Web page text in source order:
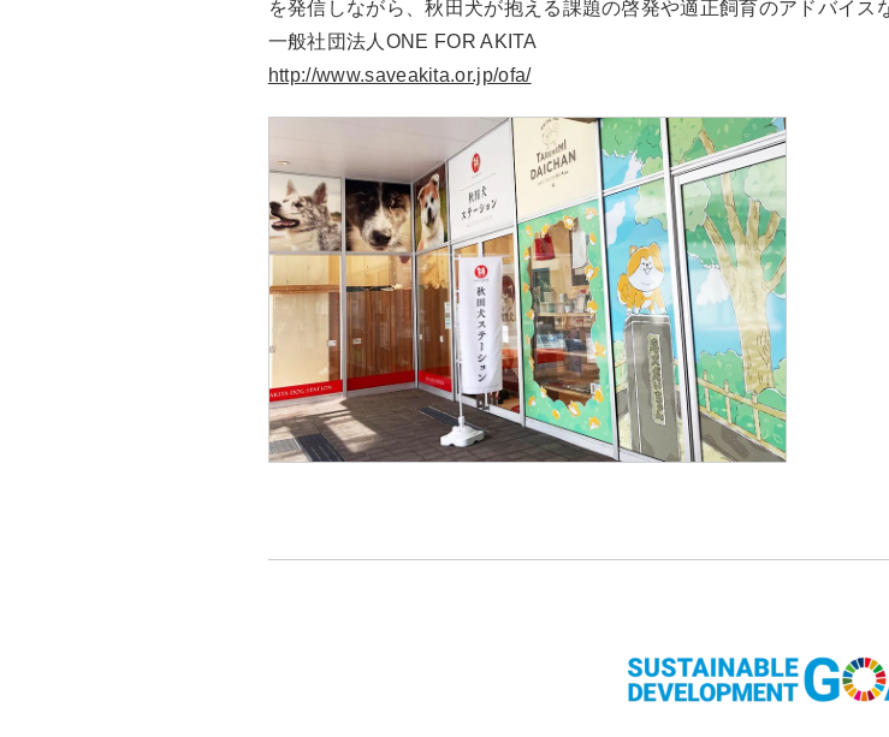
を発信しながら、秋田犬が抱える課題の啓発や適正飼育のアドバイス
一般社団法人ONE FOR AKITA
http://www.saveakita.or.jp/ofa/